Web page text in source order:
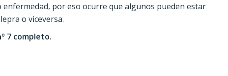
enfermedad, por eso ocurre que algunos pueden estar
o viceversa.
7 completo.